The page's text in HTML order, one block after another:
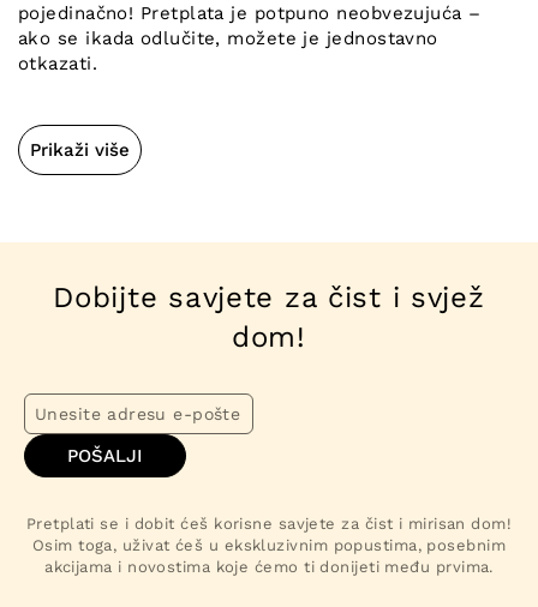
pojedinačno! Pretplata je potpuno neobvezujuća –
ako se ikada odlučite, možete je jednostavno
otkazati.
Prikaži više
Dobijte savjete za čist i svjež
dom!
POŠALJI
Pretplati se i dobit ćeš korisne savjete za čist i mirisan dom!
Osim toga, uživat ćeš u ekskluzivnim popustima, posebnim
akcijama i novostima koje ćemo ti donijeti među prvima.